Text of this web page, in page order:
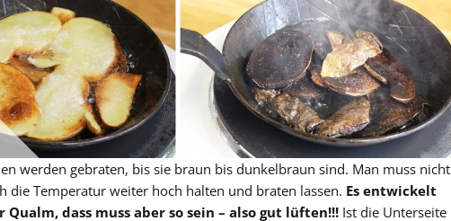
werden gebraten, bis sie braun bis dunkelbraun sind. Man muss nicht
die Temperatur weiter hoch halten und braten lassen. Es entwickelt
dass muss aber so sein – also gut lüften!!! Ist die Unterseite